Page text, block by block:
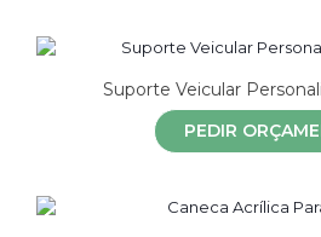
Suporte Veicular
PEDIR